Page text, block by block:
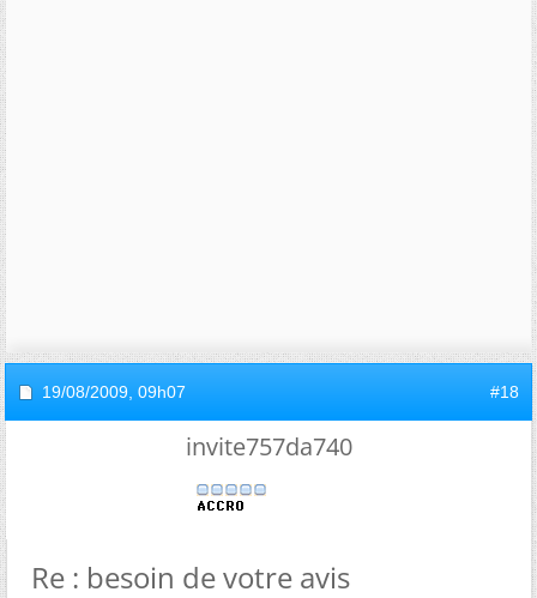
19/08/2009, 09h07 #18
invite757da740
Re : besoin de votre avis